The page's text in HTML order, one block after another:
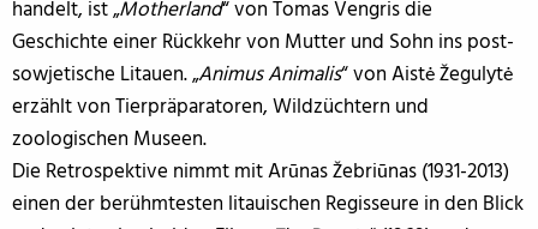
handelt, ist „Motherland“ von Tomas Vengris die
Geschichte einer Rückkehr von Mutter und Sohn ins post-
sowjetische Litauen. „Animus Animalis“ von Aistė Žegulytė
erzählt von Tierpräparatoren, Wildzüchtern und
zoologischen Museen.
Die Retrospektive nimmt mit Arūnas Žebriūnas (1931-2013)
einen der berühmtesten litauischen Regisseure in den Blick